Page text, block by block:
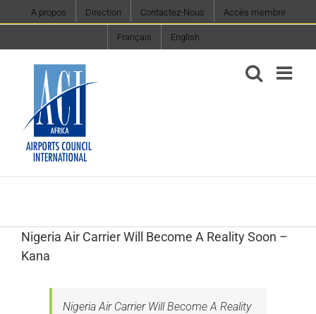
to
A propos Direction Contactez-Nous Accès membre
Français English
Nigeria Air Carrier Will Become A Reality Soon –
Kana
Nigeria Air Carrier Will Become A Reality